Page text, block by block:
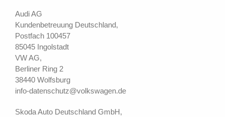
Audi AG
Kundenbetreuung Deutschland,
Postfach 100457
85045 Ingolstadt
VW AG,
Berliner Ring 2
38440 Wolfsburg
info-datenschutz@volkswagen.de
Skoda Auto Deutschland GmbH,